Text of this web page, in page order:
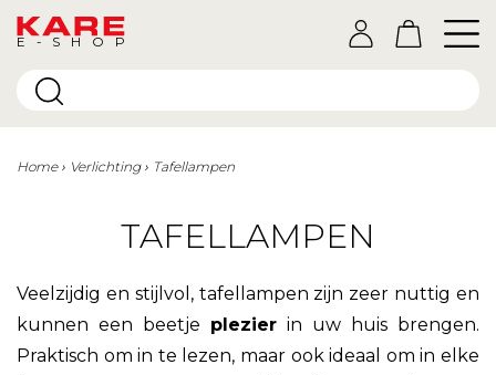
E-SHOP
Home Verlichting Tafellampen
TAFELLAMPEN
Veelzijdig en stijlvol, tafellampen zijn zeer nuttig en
kunnen een beetje plezier in uw huis brengen.
Praktisch om in te lezen, maar ook ideaal om in elke